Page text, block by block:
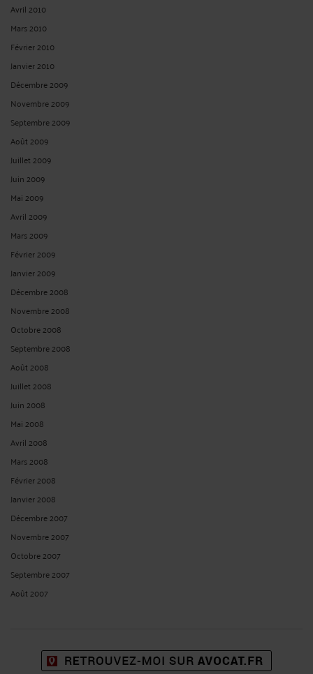
Avril 2010
Mars 2010
Février 2010
Janvier 2010
Décembre 2009
Novembre 2009
Septembre 2009
Août 2009
Juillet 2009
Juin 2009
Mai 2009
Avril 2009
Mars 2009
Février 2009
Janvier 2009
Décembre 2008
Novembre 2008
Octobre 2008
Septembre 2008
Août 2008
Juillet 2008
Juin 2008
Mai 2008
Avril 2008
Mars 2008
Février 2008
Janvier 2008
Décembre 2007
Novembre 2007
Octobre 2007
Septembre 2007
Août 2007